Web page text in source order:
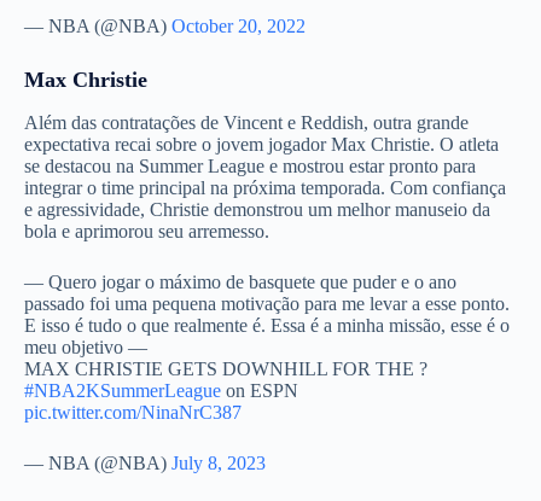
— NBA (@NBA) October 20, 2022
Max Christie
Além das contratações de Vincent e Reddish, outra grande
expectativa recai sobre o jovem jogador Max Christie. O atleta
se destacou na Summer League e mostrou estar pronto para
integrar o time principal na próxima temporada. Com confiança
e agressividade, Christie demonstrou um melhor manuseio da
bola e aprimorou seu arremesso.
— Quero jogar o máximo de basquete que puder e o ano
passado foi uma pequena motivação para me levar a esse ponto.
E isso é tudo o que realmente é. Essa é a minha missão, esse é o
meu objetivo —
MAX CHRISTIE GETS DOWNHILL FOR THE ?
#NBA2KSummerLeague on ESPN
pic.twitter.com/NinaNrC387
— NBA (@NBA) July 8, 2023